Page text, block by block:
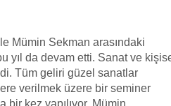
Mümin Sekman arasındaki
yıl da devam etti. Sanat ve
Tüm geliri güzel sanatlar
verilmek üzere bir seminer
bir kez yapılıyor. Mümin